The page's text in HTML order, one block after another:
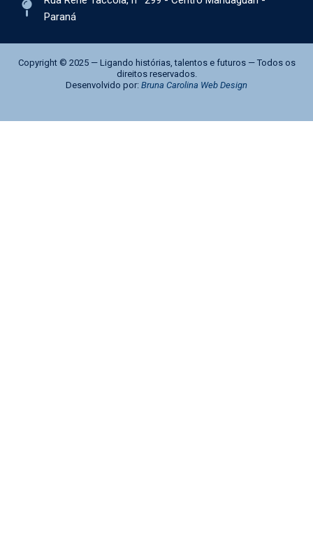
Paraná
Copyright © 2025 — Ligando histórias, talentos e futuros — Todos os
direitos reservados.
Desenvolvido por: Bruna Carolina Web Design